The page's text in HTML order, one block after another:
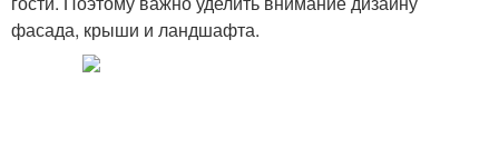
фасада, крыши и ландшафта.